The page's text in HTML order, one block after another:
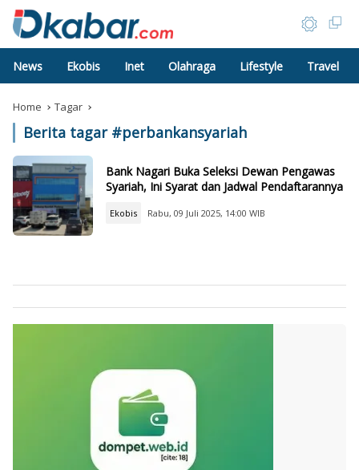
News Ekobis Inet Olahraga Lifestyle Travel
Home Tagar
Berita tagar #perbankansyariah
Bank Nagari Buka Seleksi Dewan Pengawas
Syariah, Ini Syarat dan Jadwal Pendaftarannya
Ekobis Rabu, 09 Juli 2025, 14:00 WIB